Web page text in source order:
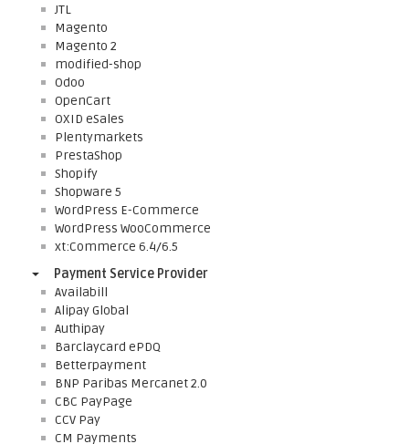
JTL
Magento
Magento 2
modified-shop
Odoo
OpenCart
OXID eSales
Plentymarkets
PrestaShop
Shopify
Shopware 5
WordPress E-Commerce
WordPress WooCommerce
xt:Commerce 6.4/6.5
Payment Service Provider
Availabill
Alipay Global
Authipay
Barclaycard ePDQ
Betterpayment
BNP Paribas Mercanet 2.0
CBC PayPage
CCV Pay
CM Payments